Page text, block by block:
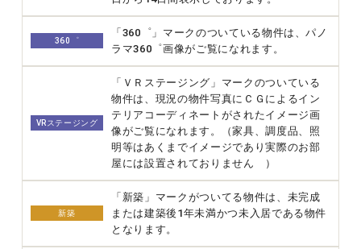
360゜
「360゜」マークのついている物件は、パノ
ラマ360゜画像がご覧になれます。
VRステージング
「ＶＲステージング」マークのついている
物件は、現況の物件写真にＣＧによるイン
テリアコーディネートがされたイメージ画
像がご覧になれます。（家具、調度品、照
明等はあくまでイメージであり実際のお部
屋には設置されておりません ）
新築
「新築」マークがついてる物件は、未完成
または建築後1年未満かつ未入居である物件
となります。